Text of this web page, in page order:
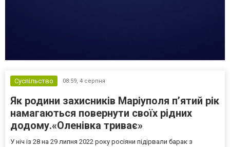
Суспільство 08:59, 4 серпня
Як родини захисників Маріуполя пʼятий рік
намагаються повернути своїх рідних
додому.«Оленівка триває»
У ніч із 28 на 29 липня 2022 року росіяни підірвали барак з